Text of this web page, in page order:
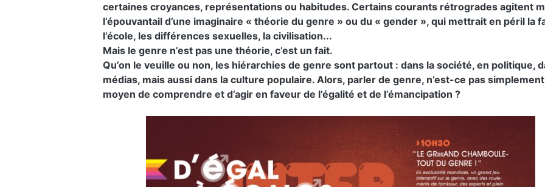
certaines croyances, représentations ou habitudes. Certains courants rétrogrades agitent
l’épouvantail d’une imaginaire « théorie du genre » ou du « gender », qui mettrait en péril la
l’école, les différences sexuelles, la civilisation...
Mais le genre n’est pas une théorie, c’est un fait.
Qu’on le veuille ou non, les hiérarchies de genre sont partout : dans la société, en politique,
médias, mais aussi dans la culture populaire. Alors, parler de genre, n’est-ce pas
moyen de comprendre et d’agir en faveur de l’égalité et de l’émancipation ?